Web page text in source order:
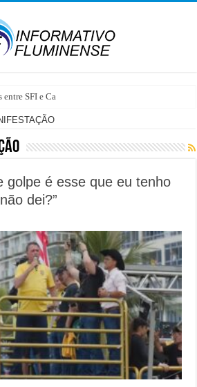
SFI e Campos pa
golpe é esse que eu tenho
dei?”